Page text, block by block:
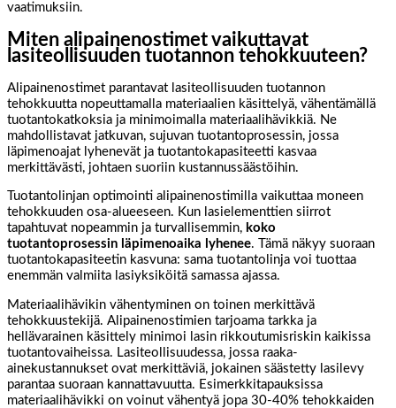
vaatimuksiin.
Miten alipainenostimet vaikuttavat
lasiteollisuuden tuotannon tehokkuuteen?
Alipainenostimet parantavat lasiteollisuuden tuotannon
tehokkuutta nopeuttamalla materiaalien käsittelyä, vähentämällä
tuotantokatkoksia ja minimoimalla materiaalihävikkiä. Ne
mahdollistavat jatkuvan, sujuvan tuotantoprosessin, jossa
läpimenoajat lyhenevät ja tuotantokapasiteetti kasvaa
merkittävästi, johtaen suoriin kustannussäästöihin.
Tuotantolinjan optimointi alipainenostimilla vaikuttaa moneen
tehokkuuden osa-alueeseen. Kun lasielementtien siirrot
tapahtuvat nopeammin ja turvallisemmin, koko
tuotantoprosessin läpimenoaika lyhenee. Tämä näkyy suoraan
tuotantokapasiteetin kasvuna: sama tuotantolinja voi tuottaa
enemmän valmiita lasiyksiköitä samassa ajassa.
Materiaalihävikin vähentyminen on toinen merkittävä
tehokkuustekijä. Alipainenostimien tarjoama tarkka ja
hellävarainen käsittely minimoi lasin rikkoutumisriskin kaikissa
tuotantovaiheissa. Lasiteollisuudessa, jossa raaka-
ainekustannukset ovat merkittäviä, jokainen säästetty lasilevy
parantaa suoraan kannattavuutta. Esimerkkitapauksissa
materiaalihävikki on voinut vähentyä jopa 30-40% tehokkaiden